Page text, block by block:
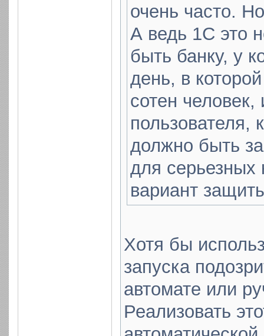
очень часто.
А ведь 1С это
быть банку, у
день, в
сотен
пользователя,
должно быть
для серьезных
вариант
Хотя бы
запуска
автомате или
Реализовать